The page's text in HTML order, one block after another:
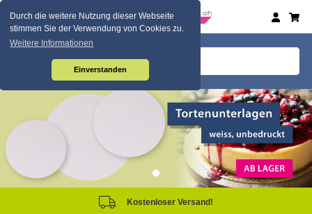
Durch die weitere Nutzung dieser Webseite
stimmen Sie der Verwendung von Cookies zu.
Weitere Informationen
Einverstanden
Kostenloser Versand!